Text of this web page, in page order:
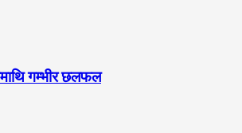
गम्भीर छलफल